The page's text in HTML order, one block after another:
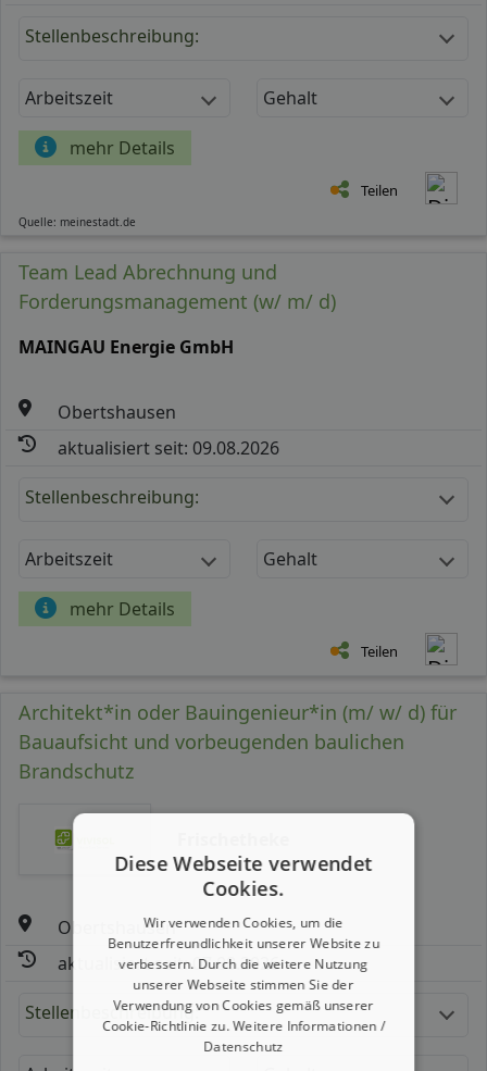
Stellenbeschreibung:
Arbeitszeit Gehalt
mehr Details
Teilen
Quelle: meinestadt.de
Team Lead Abrechnung und
Forderungsmanagement (w/ m/ d)
MAINGAU Energie GmbH
Obertshausen
aktualisiert seit: 09.08.2026
Stellenbeschreibung:
Arbeitszeit Gehalt
mehr Details
Teilen
Architekt*in oder Bauingenieur*in (m/ w/ d) für
Bauaufsicht und vorbeugenden baulichen
Brandschutz
Obertshausen
aktualisiert seit: 07.08.2026
Stellenbeschreibung:
Diese Webseite verwendet
Cookies.
Wir verwenden Cookies, um die
Benutzerfreundlichkeit unserer Website zu
verbessern. Durch die weitere Nutzung
unserer Webseite stimmen Sie der
Verwendung von Cookies gemäß unserer
Cookie-Richtlinie zu.Weitere Informationen /
Datenschutz